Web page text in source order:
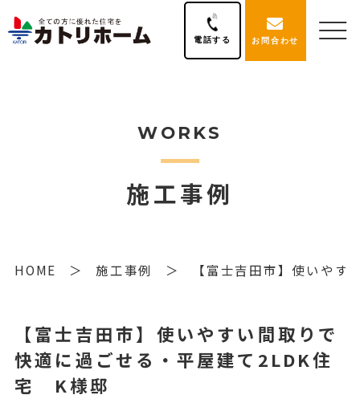
電話する お問合わせ
WORKS
施工事例
HOME 施工事例 【富士吉田市】使いや
【富士吉田市】使いやすい間取りで
快適に過ごせる・平屋建て2LDK住
宅 K様邸